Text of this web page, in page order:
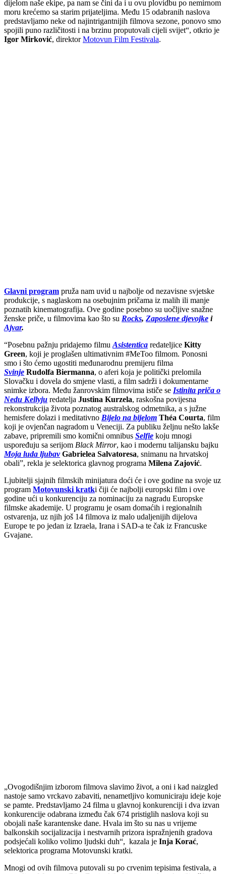
dijelom naše ekipe, pa nam se čini da i u ovu plovidbu po nemirnom
moru krećemo sa starim prijateljima. Među 15 odabranih naslova
predstavljamo neke od najintrigantnijih filmova sezone, ponovo smo
spojili puno različitosti i na brzinu proputovali cijeli svijet“, otkrio je
Igor Mirković, direktorMotovun Film Festivala.
Glavni program pruža nam uvid u najbolje od nezavisne svjetske
produkcije, s naglaskom na osebujnim pričama iz malih ili manje
poznatih kinematografija. Ove godine posebno su uočljive snažne
ženske priče, u filmovima kao što su Rocks, Zaposlene djevojke i
Ajvar.
“Posebnu pažnju pridajemo filmu Asistentica redateljice Kitty
Green, koji je proglašen ultimativnim #MeToo filmom. Ponosni
smo i što ćemo ugostiti međunarodnu premijeru filma
Svinje Rudolfa Biermanna, o aferi koja je politički prelomila
Slovačku i dovela do smjene vlasti, a film sadrži i dokumentarne
snimke izbora. Među žanrovskim filmovima ističe se Istinita priča o
Nedu Kellyju redatelja Justina Kurzela, raskošna povijesna
rekonstrukcija života poznatog australskog odmetnika, a s južne
hemisfere dolazi i meditativno Bijelo na bijelom Théa Courta, film
koji je ovjenčan nagradom u Veneciji. Za publiku željnu nešto lakše
zabave, pripremili smo komični omnibus Selfie koju mnogi
uspoređuju sa serijom Black Mirror, kao i modernu talijansku bajku
Moja luda ljubavGabrielea Salvatoresa, snimanu na hrvatskoj
obali”, rekla je selektorica glavnog programa Milena Zajović.
Ljubitelji sjajnih filmskih minijatura doći će i ove godine na svoje uz
program Motovunski kratki čiji će najbolji europski film i ove
godine ući u konkurenciju za nominaciju za nagradu Europske
filmske akademije. U programu je osam domaćih i regionalnih
ostvarenja, uz njih još 14 filmova iz malo udaljenijih dijelova
Europe te po jedan iz Izraela, Irana i SAD-a te čak iz Francuske
Gvajane.
„Ovogodišnjim izborom filmova slavimo život, a oni i kad naizgled
nastoje samo vrckavo zabaviti, nenametljivo komuniciraju ideje koje
se pamte. Predstavljamo 24 filma u glavnoj konkurenciji i dva izvan
konkurencije odabrana između čak 674 pristiglih naslova koji su
obojali naše karantenske dane. Hvala im što su nas u vrijeme
balkonskih socijalizacija i nestvarnih prizora ispražnjenih gradova
podsjećali koliko volimo ljudski duh“, kazala je Inja Korać,
selektorica programa Motovunski kratki.
Mnogi od ovih filmova putovali su po crvenim tepisima festivala, a